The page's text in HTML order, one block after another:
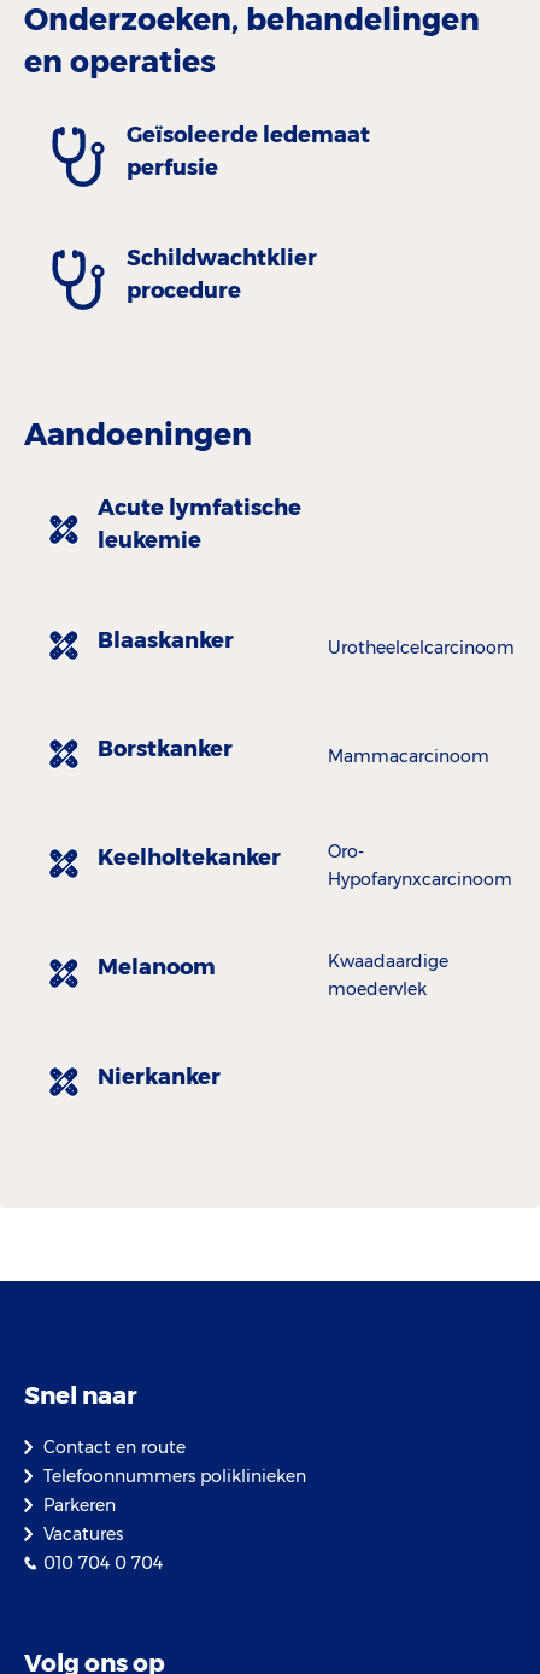
Onderzoeken, behandelingen
en operaties
Geïsoleerde ledemaat
perfusie
Schildwachtklier
procedure
Aandoeningen
Acute lymfatische
leukemie
Blaaskanker Urotheelcelcarcinoom
Borstkanker Mammacarcinoom
Keelholtekanker
Oro-
Hypofarynxcarcinoom
Melanoom
Kwaadaardige
moedervlek
Nierkanker
Snel naar
Contact en route
Telefoonnummers poliklinieken
Parkeren
Vacatures
010 704 0 704
Volg ons op